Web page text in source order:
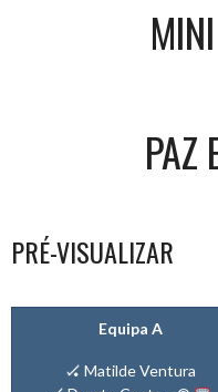
PAZ
PRÉ-VISUALIZAR
Equipa A
🏑 Matilde Ventura